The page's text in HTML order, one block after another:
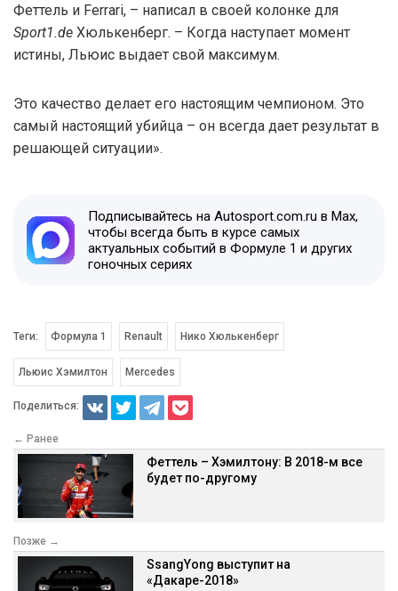
Феттель и Ferrari, – написал в своей колонке для
Sport1.de Хюлькенберг. – Когда наступает момент
истины, Льюис выдает свой максимум.
Это качество делает его настоящим чемпионом. Это
самый настоящий убийца – он всегда дает результат в
решающей ситуации».
Подписывайтесь на Autosport.com.ru в Max,
чтобы всегда быть в курсе самых
актуальных событий в Формуле 1 и других
гоночных сериях
Теги: Формула 1 Renault Нико Хюлькенберг
Льюис Хэмилтон Mercedes
Поделиться:
← Ранее
Феттель – Хэмилтону: В 2018-м все
будет по-другому
Позже →
SsangYong выступит на
«Дакаре-2018»